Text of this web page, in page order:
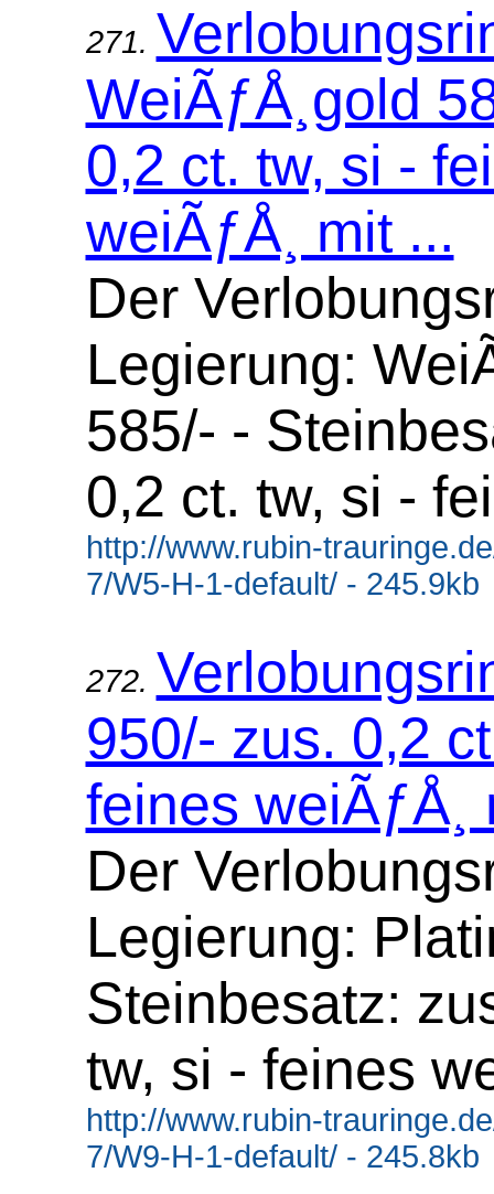
271.
WeiÃƒÅ¸gold
0,2 ct. tw, si -
weiÃƒÅ¸ mit ...
Der
Legierung:
585/- -
0,2 ct. tw, si -
http://www.rubin-
7/W5-H-1-default/ - 245.9kb
272.
950/- zus. 0,2
feines weiÃƒÅ¸
Der
Legierung:
Steinbesatz:
tw, si - feines
http://www.rubin-
7/W9-H-1-default/ - 245.8kb